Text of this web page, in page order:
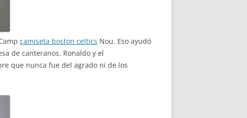
camiseta boston celtics Nou. Eso ayudó
de canteranos. Ronaldo y el
que nunca fue del agrado ni de los